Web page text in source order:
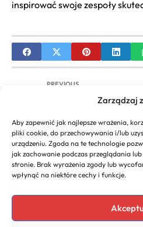
Zarządzaj
Aby zapewnić jak najlepsze wrażenia,
pliki cookie, do przechowywania i/lub
urządzeniu. Zgoda na te technologie
jak zachowanie podczas przeglądania
stronie. Brak wyrażenia zgody lub
wpłynąć na niektóre cechy i funkcje.
inspirować swoje zespoły
PREVIOUS
Jak znaleźć rzetelne
Firma a podatki: Jak
Copyright 2026. All rights